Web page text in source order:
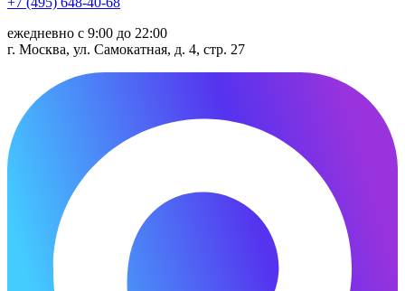
ежедневно с 9:00 до 22:00
г. Москва, ул. Самокатная, д. 4, стр. 27